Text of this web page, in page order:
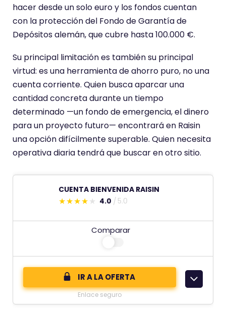
hacer desde un solo euro y los fondos cuentan
con la protección del Fondo de Garantía de
Depósitos alemán, que cubre hasta 100.000 €.
Su principal limitación es también su principal
virtud: es una herramienta de ahorro puro, no una
cuenta corriente. Quien busca aparcar una
cantidad concreta durante un tiempo
determinado —un fondo de emergencia, el dinero
para un proyecto futuro— encontrará en Raisin
una opción difícilmente superable. Quien necesita
operativa diaria tendrá que buscar en otro sitio.
CUENTA BIENVENIDA RAISIN
E
s
m
e
4.0 5.0
Comparar
IR A LA OFERTA
Enlace seguro